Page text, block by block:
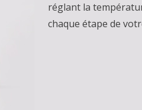
réglant la
chaque étape de